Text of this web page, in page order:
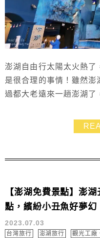
澎湖自由行太陽太火熱了
是很合理的事情！雖然
過都大老遠來一趟澎湖了
議可事在網路購買套票
【澎湖免費景點】澎
點，繽紛小丑魚好夢幻
2023.07.03
台灣旅行 澎湖旅行 觀光工廠